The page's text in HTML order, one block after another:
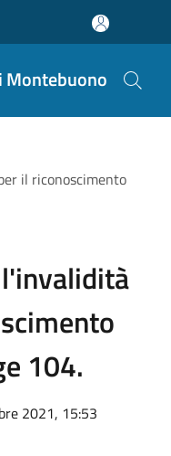
Montebuono
il riconoscimento
104.
2021, 15:53